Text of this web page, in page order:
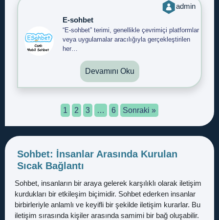
admin
E-sohbet
“E-sohbet” terimi, genellikle çevrimiçi platformlar
veya uygulamalar aracılığıyla gerçekleştirilen
her…
Devamını Oku
1 2 3 … 6 Sonraki »
Sohbet: İnsanlar Arasında Kurulan
Sıcak Bağlantı
Sohbet, insanların bir araya gelerek karşılıklı olarak iletişim
kurdukları bir etkileşim biçimidir. Sohbet ederken insanlar
birbirleriyle anlamlı ve keyifli bir şekilde iletişim kurarlar. Bu
iletişim sırasında kişiler arasında samimi bir bağ oluşabilir.